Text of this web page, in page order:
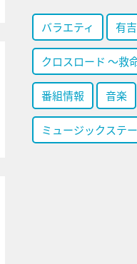
バラエティ 有
クロスロード ～救
番組情報 音楽
ミュージックステ